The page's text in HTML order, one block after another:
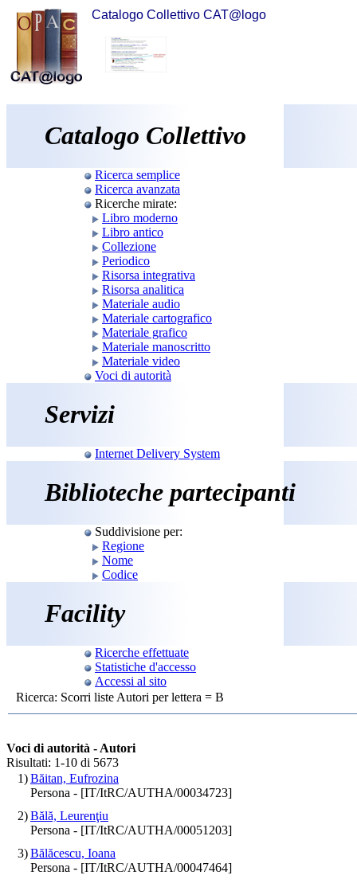
Catalogo Collettivo CAT@logo
Catalogo Collettivo
Ricerca semplice
Ricerca avanzata
Ricerche mirate:
Libro moderno
Libro antico
Collezione
Periodico
Risorsa integrativa
Risorsa analitica
Materiale audio
Materiale cartografico
Materiale grafico
Materiale manoscritto
Materiale video
Voci di autorità
Servizi
Internet Delivery System
Biblioteche partecipanti
Suddivisione per:
Regione
Nome
Codice
Facility
Ricerche effettuate
Statistiche d'accesso
Accessi al sito
Ricerca: Scorri liste Autori per lettera = B
Voci di autorità - Autori
Risultati: 1-10 di 5673
1)Băitan, Eufrozina
Persona - [IT/ItRC/AUTHA/00034723]
2)Bălă, Leurenţiu
Persona - [IT/ItRC/AUTHA/00051203]
3)Bălăcescu, Ioana
Persona - [IT/ItRC/AUTHA/00047464]